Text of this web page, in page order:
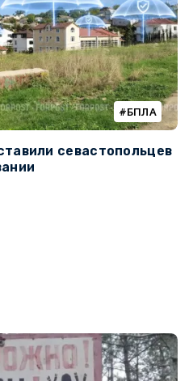
БПЛА
севастопольцев